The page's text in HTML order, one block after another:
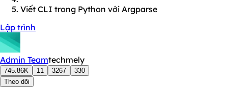
Viết CLI trong Python với Argparse
Lập trình
Admin Teamtechmely
745.86K 11 3267
330
Theo dõi